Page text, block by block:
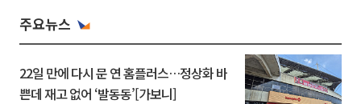
주요뉴스
22일 만에 다시 문 연 홈플러스…정상화 바
쁜데 재고 없어 ‘발동동’[가보니]